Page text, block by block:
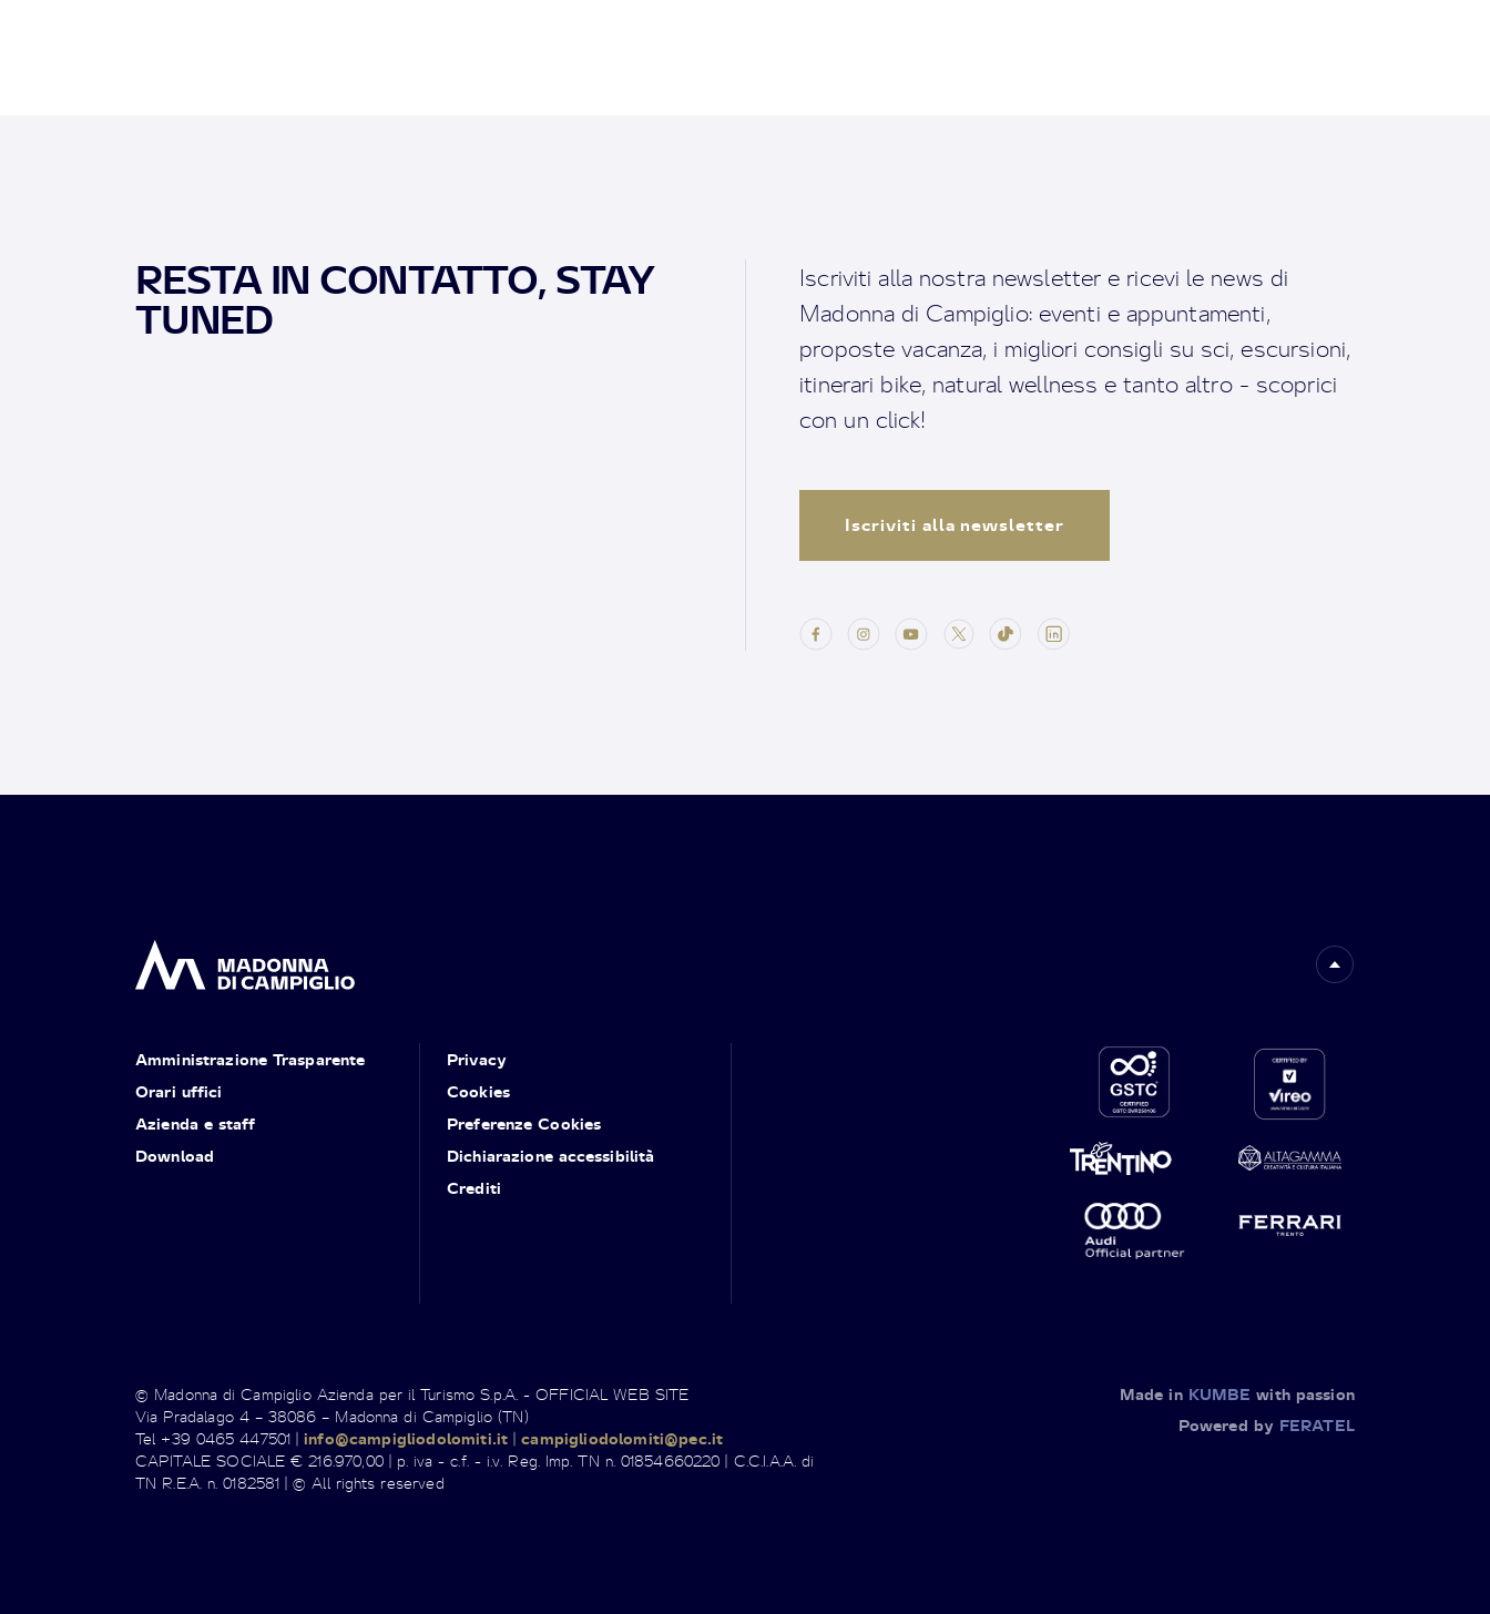
RESTA IN CONTATTO, STAY
TUNED
Iscriviti alla nostra newsletter e ricevi le news di
Madonna di Campiglio: eventi e appuntamenti,
proposte vacanza, i migliori consigli su sci, escursioni,
itinerari bike, natural wellness e tanto altro - scoprici
con un click!
Iscriviti alla newsletter
Amministrazione Trasparente
Orari uffici
Azienda e staff
Download
Privacy
Cookies
Preferenze Cookies
Dichiarazione accessibilità
Crediti
© Madonna di Campiglio Azienda per il Turismo S.p.A. - OFFICIAL WEB SITE
Via Pradalago 4 – 38086 – Madonna di Campiglio (TN)
Tel +39 0465 447501 |info@campigliodolomiti.it |campigliodolomiti@pec.it
CAPITALE SOCIALE € 216.970,00 | p. iva - c.f. - i.v. Reg. Imp. TN n. 01854660220 | C.C.I.A.A. di
TN R.E.A. n. 0182581 | © All rights reserved
Made in KUMBE with passion
Powered by FERATEL